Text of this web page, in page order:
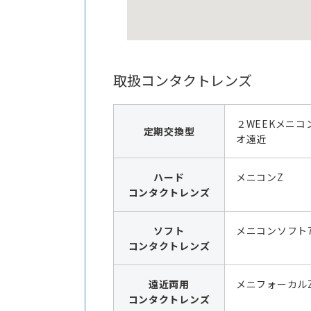
取扱コンタクトレンズ
定期交換型
２WEEKメニ
オ遠近
ハード
コンタクトレンズ
メニコンZ
ソフト
コンタクトレンズ
メニコンソフト
遠近両用
コンタクトレンズ
メニフォーカル